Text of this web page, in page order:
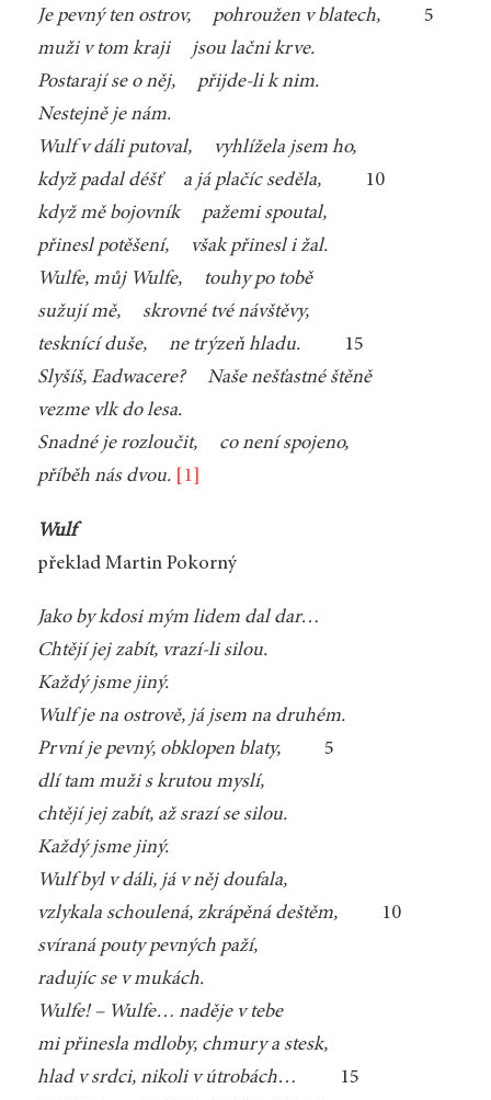
Je pevný ten ostrov, pohroužen v blatech,5
muži v tom kraji jsou lačni krve.
Postarají se o něj, přijde-li k nim.
Nestejně je nám.
Wulf v dáli putoval, vyhlížela jsem ho,
když padal déšť a já plačíc seděla,10
když mě bojovník pažemi spoutal,
přinesl potěšení, však přinesl i žal.
Wulfe, můj Wulfe, touhy po tobě
sužují mě, skrovné tvé návštěvy,
tesknící duše, ne trýzeň hladu.15
Slyšíš, Eadwacere? Naše nešťastné štěně
vezme vlk do lesa.
Snadné je rozloučit, co není spojeno,
příběh nás dvou.
[1]
Wulf
překlad Martin Pokorný
Jako by kdosi mým lidem dal dar…
Chtějí jej zabít, vrazí-li silou.
Každý jsme jiný.
Wulf je na ostrově, já jsem na druhém.
První je pevný, obklopen blaty,5
dlí tam muži s krutou myslí,
chtějí jej zabít, až srazí se silou.
Každý jsme jiný.
Wulf byl v dáli, já v něj doufala,
vzlykala schoulená, zkrápěná deštěm,10
svíraná pouty pevných paží,
radujíc se v mukách.
Wulfe! – Wulfe… naděje v tebe
mi přinesla mdloby, chmury a stesk,
hlad v srdci, nikoli v útrobách… 15